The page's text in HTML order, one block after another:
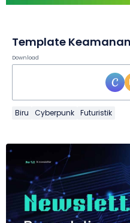
Download
Biru Cyberpunk Futuristik